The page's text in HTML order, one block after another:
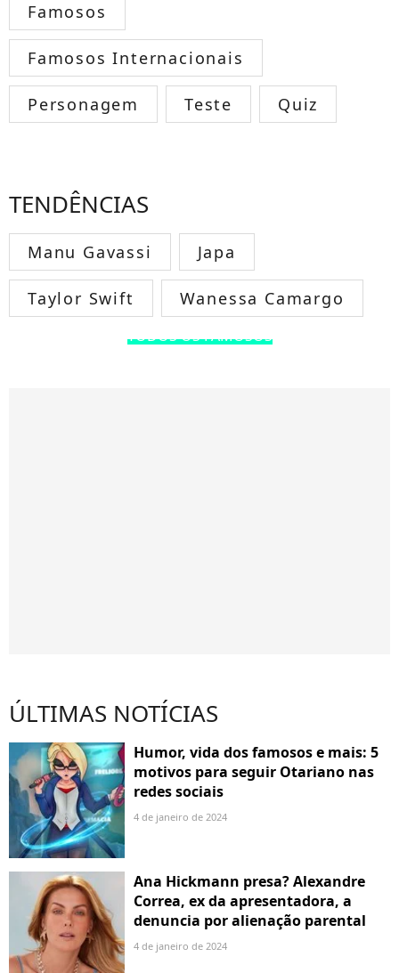
Famosos
Famosos Internacionais
Personagem Teste Quiz
TENDÊNCIAS
Manu Gavassi Japa
Taylor Swift Wanessa Camargo
TODOS OS FAMOSOS
ÚLTIMAS NOTÍCIAS
Humor, vida dos famosos e mais: 5
motivos para seguir Otariano nas
redes sociais
4 de janeiro de 2024
Ana Hickmann presa? Alexandre
Correa, ex da apresentadora, a
denuncia por alienação parental
4 de janeiro de 2024